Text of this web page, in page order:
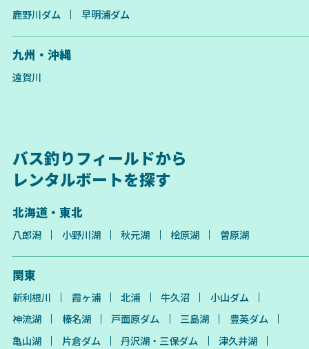
鹿野川ダム
早明浦ダム
九州・沖縄
遠賀川
バス釣りフィールドから
レンタルボートを探す
北海道・東北
八郎潟 小野川湖 秋元湖 桧原湖 曽原湖
関東
新利根川 霞ヶ浦 北浦 牛久沼
小山ダム
神流湖
榛名湖 戸面原ダム 三島湖
豊英ダム
亀山湖
片倉ダム 丹沢湖・三保ダム
津久井湖